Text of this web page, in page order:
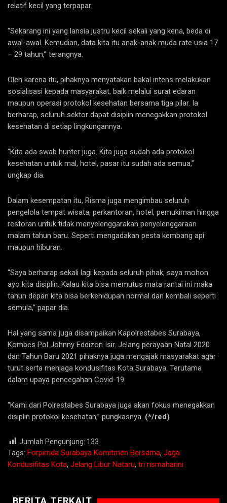
relatif kecil yang terpapar.
“Sekarang ini yang lansia justru kecil sekali yang kena, beda di
awal-awal. Kemudian, data kita itu anak-anak muda rate usia 17
– 29 tahun,” terangnya.
Oleh karena itu, pihaknya menyatakan bakal intens melakukan
sosialisasi kepada masyarakat, baik melalui surat edaran
maupun operasi protokol kesehatan bersama tiga pilar. Ia
berharap, seluruh sektor dapat disiplin menegakkan protokol
kesehatan di setiap lingkungannya.
“Kita ada swab hunter juga. Kita juga sudah ada protokol
kesehatan untuk mal, hotel, pasar itu sudah ada semua,”
ungkap dia.
Dalam kesempatan itu, Risma juga mengimbau seluruh
pengelola tempat wisata, perkantoran, hotel, pemukiman hingga
restoran untuk tidak menyelenggarakan penyelenggaraan
malam tahun baru. Seperti mengadakan pesta kembang api
maupun hiburan.
“Saya berharap sekali lagi kepada seluruh pihak, saya mohon
ayo kita disiplin. Kalau kita bisa memutus mata rantai ini maka
tahun depan kita bisa berkehidupan normal dan kembali seperti
semula,” papar dia.
Hal yang sama juga disampaikan Kapolrestabes Surabaya,
Kombes Pol Johnny Eddizon Isir. Jelang perayaan Natal 2020
dan Tahun Baru 2021 pihaknya juga mengajak masyarakat agar
turut serta menjaga kondusifitas Kota Surabaya. Terutama
dalam upaya pencegahan Covid-19.
“Kami dari Polrestabes Surabaya juga akan fokus menegakkan
disiplin protokol kesehatan,” pungkasnya. (*/red)
Jumlah Pengunjung: 133
Tags: Forpimda Surabaya Komitmen Bersama, Jaga
Kondusifitas Kota, Jelang Libur Nataru, tri rismaharini
BERITA TERKAIT